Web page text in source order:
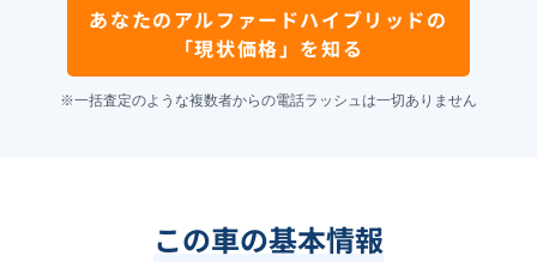
あなたのアルファードハイブリッドの
「現状価格」を知る
※一括査定のような複数者からの電話ラッシュは一切ありません
この車の基本情報